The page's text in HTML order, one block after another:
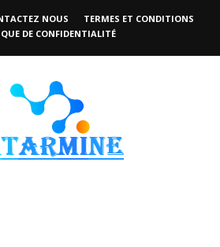
NOUS
TERMES ET CONDITIONS
DE CONFIDENTIALITÉ